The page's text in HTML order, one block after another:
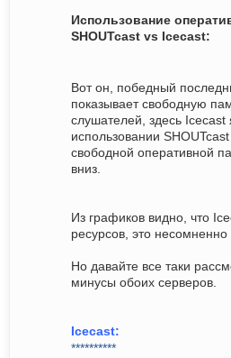
Использование
SHOUTcast vs Icecast:
Вот он, победный
показывает свободную
слушателей, здесь Icecast
использовании
свободной оперативной
вниз.
Из графиков видно, что
ресурсов, это
Но давайте все таки
минусы обоих серверов.
Icecast:
**********